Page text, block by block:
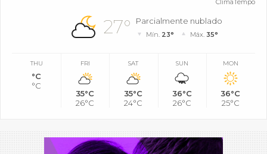
ClimaTempo
27° Parcialmente nublado
Mín. 23° Máx. 35°
THU
°C
°C
FRI
35°C
26°C
SAT
35°C
24°C
SUN
36°C
26°C
MON
36°C
25°C